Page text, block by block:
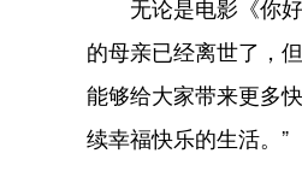
无论是电影《你好
的母亲已经离世了，
能够给大家带来更多
续幸福快乐的生活。”